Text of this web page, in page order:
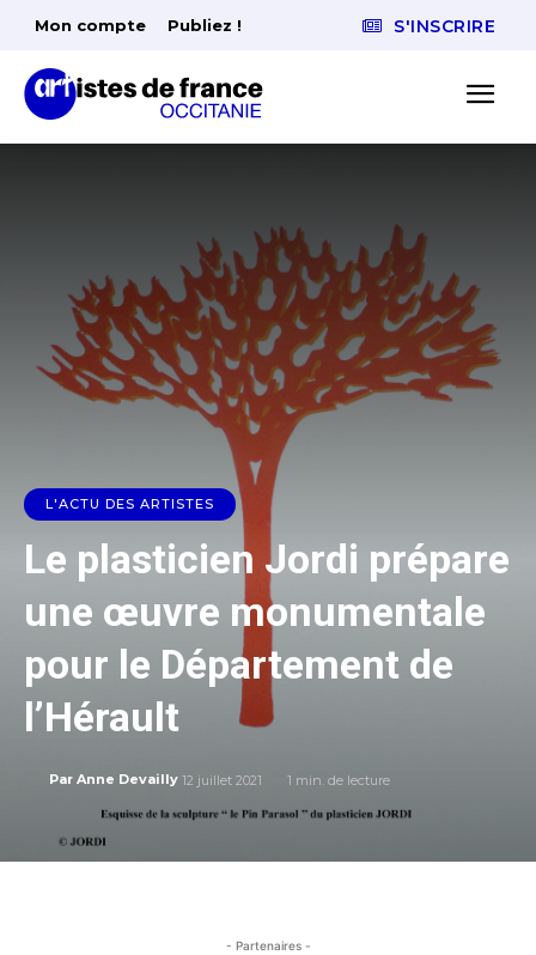
Mon compte Publiez ! S'INSCRIRE
L'ACTU DES ARTISTES
Le plasticien Jordi prépare
une œuvre monumentale
pour le Département de
l’Hérault
Par Anne Devailly 12 juillet 2021 1 min. de lecture
- Partenaires -